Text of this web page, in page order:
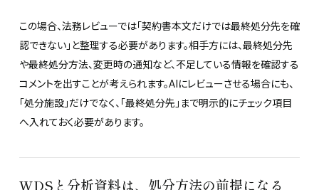
この場合、法務レビューでは「契約書本文だけでは最終処分先を確
認できない」と整理する必要があります。相手方には、最終処分先
や最終処分方法、変更時の通知など、不足している情報を確認する
コメントを出すことが考えられます。AIにレビューさせる場合にも、
「処分施設」だけでなく、「最終処分先」まで明示的にチェック項目
へ入れておく必要があります。
WDSと分析資料は、処分方法の前提になる